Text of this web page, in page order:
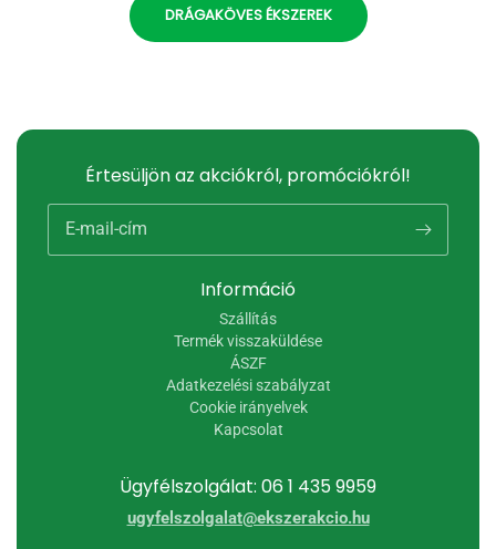
DRÁGAKÖVES ÉKSZEREK
Ügyfélszolgálat: 06 1 435 9959
ugyfelszolgalat@ekszerakcio.hu
Információ
Szállítás
Termék visszaküldése
ÁSZF
Adatkezelési szabályzat
Cookie irányelvek
Kapcsolat
Értesüljön az akciókról, promóciókról!
E-mail-cím